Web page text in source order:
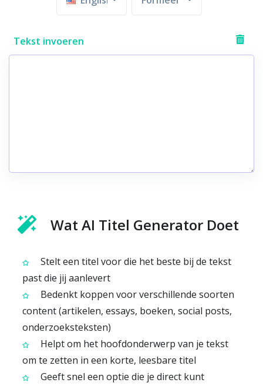
Tekst invoeren
Wat AI Titel Generator Doet
Stelt een titel voor die het beste bij de tekst
past die jij aanlevert
Bedenkt koppen voor verschillende soorten
content (artikelen, essays, boeken, social posts,
onderzoeksteksten)
Helpt om het hoofdonderwerp van je tekst
om te zetten in een korte, leesbare titel
Geeft snel een optie die je direct kunt